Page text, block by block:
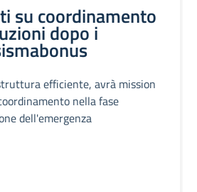
su coordinamento
dopo i
efficiente, avrà mission
nella fase
dell'emergenza